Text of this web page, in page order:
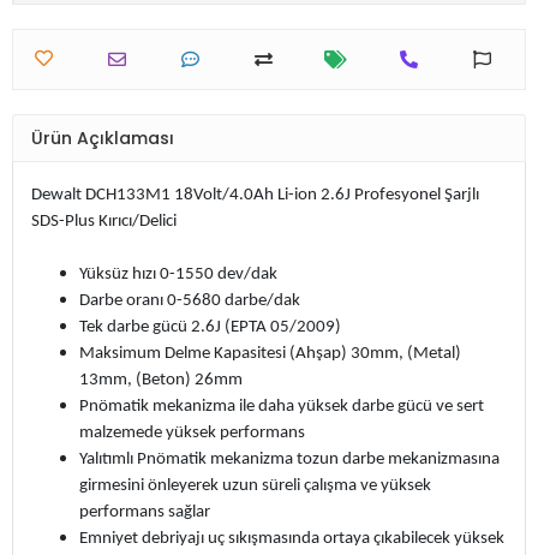
Ürün Açıklaması
Dewalt DCH133M1 18Volt/4.0Ah Li-ion 2.6J Profesyonel Şarjlı
SDS-Plus Kırıcı/Delici
Yüksüz hızı 0-1550 dev/dak
Darbe oranı 0-5680 darbe/dak
Tek darbe gücü 2.6J (EPTA 05/2009)
Maksimum Delme Kapasitesi (Ahşap) 30mm, (Metal)
13mm, (Beton) 26mm
Pnömatik mekanizma ile daha yüksek darbe gücü ve sert
malzemede yüksek performans
Yalıtımlı Pnömatik mekanizma tozun darbe mekanizmasına
girmesini önleyerek uzun süreli çalışma ve yüksek
performans sağlar
Emniyet debriyajı uç sıkışmasında ortaya çıkabilecek yüksek